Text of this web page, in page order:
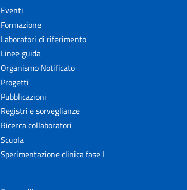
Eventi
Formazione
Laboratori di riferimento
Linee guida
Organismo Notificato
Progetti
Pubblicazioni
Registri e sorveglianze
Ricerca collaboratori
Scuola
Sperimentazione clinica fase I